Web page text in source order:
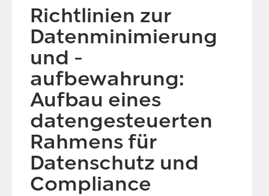
Richtlinien zur
Datenminimierung
und -
aufbewahrung:
Aufbau eines
datengesteuerten
Rahmens für
Datenschutz und
Compliance